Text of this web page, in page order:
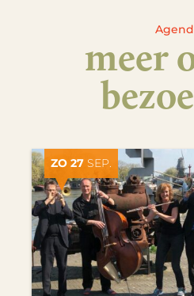
meer
ZO 27 SEP.